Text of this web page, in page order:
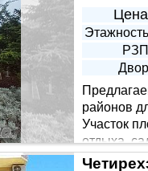
районов
Участок
отдыха,
🔹 Первый этаж -